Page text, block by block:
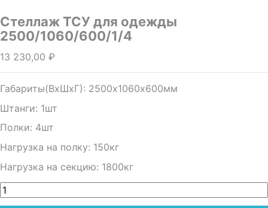
Стеллаж ТСУ для одежды
2500/1060/600/1/4
13 230,00 ₽
Габариты(ВхШхГ): 2500х1060х600мм
Штанги: 1шт
Полки: 4шт
Нагрузка на полку: 150кг
Нагрузка на секцию: 1800кг